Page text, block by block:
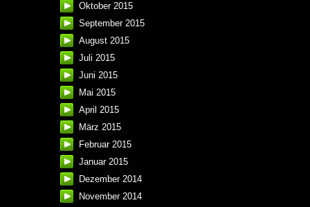
Oktober 2015
September 2015
August 2015
Juli 2015
Juni 2015
Mai 2015
April 2015
März 2015
Februar 2015
Januar 2015
Dezember 2014
November 2014